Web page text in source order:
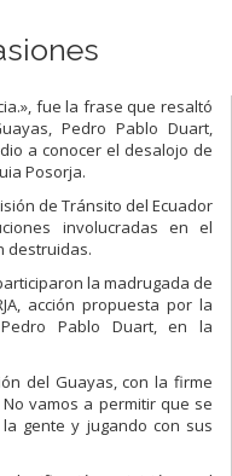
fue la frase que resaltó
Pedro Pablo Duart,
a conocer el desalojo de
Posorja.
de Tránsito del Ecuador
involucradas en el
destruidas.
la madrugada de
acción propuesta por la
Pablo Duart, en la
del Guayas, con la firme
vamos a permitir que se
gente y jugando con sus